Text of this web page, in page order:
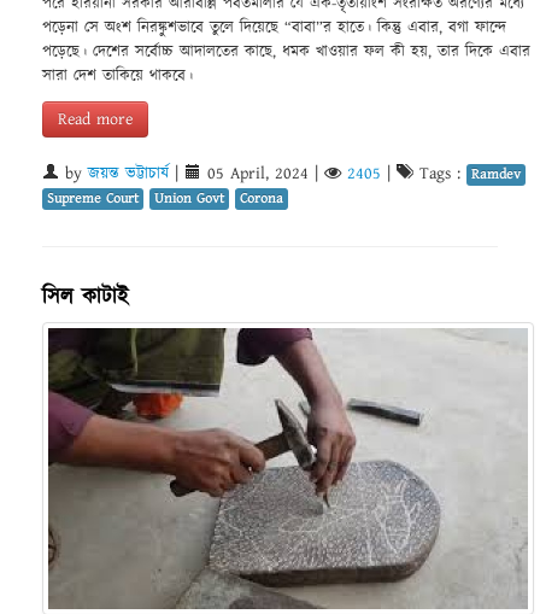
পরে হরিয়ানা সরকার আরাবল্লি পর্বতমালার যে এক-তৃতীয়াংশ সংরক্ষিত অরণ্যের মধ্যে
পড়েনা সে অংশ নিরঙ্কুশভাবে তুলে দিয়েছে “বাবা”র হাতে। কিন্তু এবার, বগা ফান্দে
পড়েছে। দেশের সর্বোচ্চ আদালতের কাছে, ধমক খাওয়ার ফল কী হয়, তার দিকে এবার
সারা দেশ তাকিয়ে থাকবে।
Read more
byজয়ন্ত ভট্টাচার্য 05 April, 2024 2405 Tags : Ramdev
Supreme Court
Union Govt Corona
সিল কাটাই